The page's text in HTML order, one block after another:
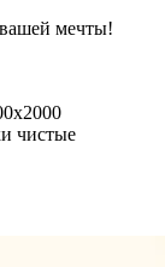
вашей мечты!
чистые